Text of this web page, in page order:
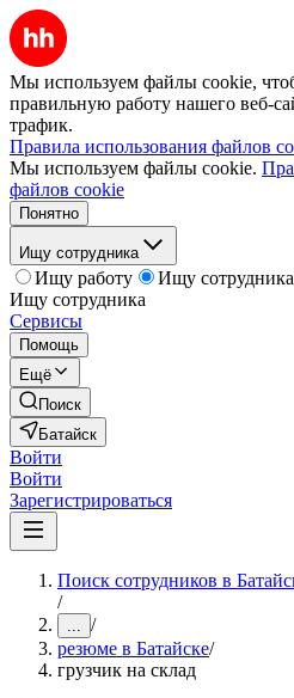
Мы используем файлы cookie,
правильную работу нашего веб-
трафик.
Правила использования файлов
Мы используем файлы cookie.
файлов cookie
Понятно
Ищу сотрудника
Ищу работу
Ищу сотрудника
Ищу сотрудника
Сервисы
Помощь
Ещё
Поиск
Батайск
Войти
Войти
Зарегистрироваться
Поиск сотрудников в
/
... /
резюме в Батайске/
грузчик на склад